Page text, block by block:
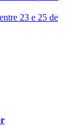
23 e 25 de